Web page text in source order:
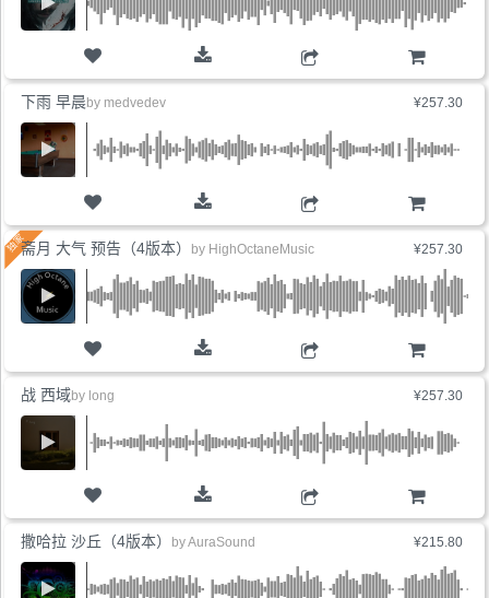
购物车
¥257.30
购物车
下雨 早晨by medvedev
¥257.30
购物车
斋月 大气 预告（4版本） by HighOctaneMusic
¥257.30
购物车
战 西域by long
¥215.80
撒哈拉 沙丘（4版本） byAuraSound